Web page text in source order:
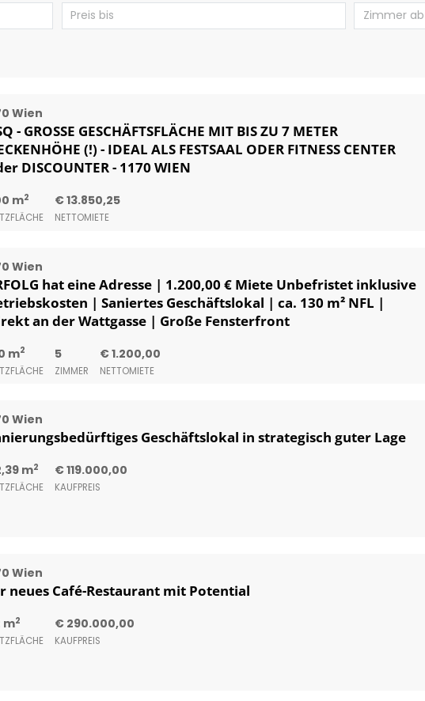
Wien
- GROSSE GESCHÄFTSFLÄCHE MIT BIS ZU 7 METER
(!) - IDEAL ALS FESTSAAL ODER FITNESS CENTER
DISCOUNTER - 1170 WIEN
m2 € 13.850,25
NETTOMIETE
Wien
hat eine Adresse | 1.200,00 € Miete Unbefristet inklusive
| Saniertes Geschäftslokal | ca. 130 m² NFL |
an der Wattgasse | Große Fensterfront
m2 5
ZIMMER
€ 1.200,00
NETTOMIETE
Wien
Geschäftslokal in strategisch guter Lage
m2 € 119.000,00
KAUFPREIS
Wien
neues Café-Restaurant mit Potential
m2 € 290.000,00
KAUFPREIS